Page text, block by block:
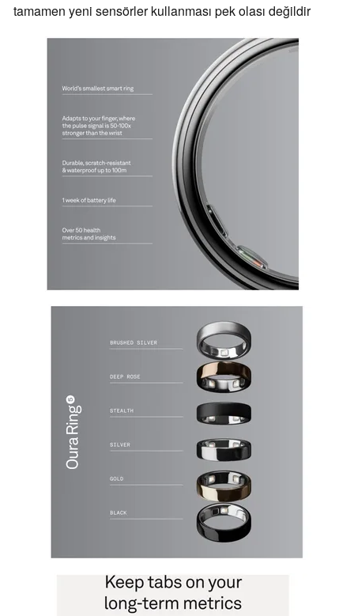
tamamen yeni sensörler kullanması pek olası değildir